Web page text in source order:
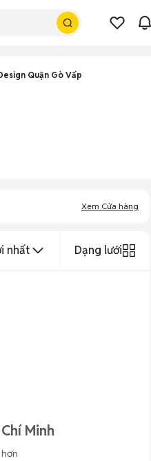
Quận Gò Vấp
Xem Cửa hàng
nhất Dạng lưới
Minh